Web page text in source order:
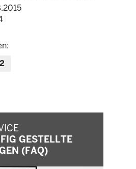
2
GESTELLTE
(FAQ)